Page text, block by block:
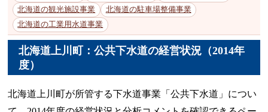
北海道の観光施設事業
北海道の駐車場整備事業
北海道の工業用水道事業
北海道上川町：公共下水道の経営状況（2014年
度）
北海道上川町が所管する下水道事業「公共下水道」につい